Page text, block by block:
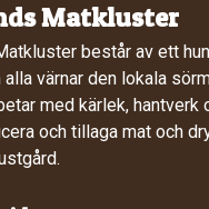
Matkluster
består av ett
värnar den lokala
med kärlek, hantverk
och tillaga mat och